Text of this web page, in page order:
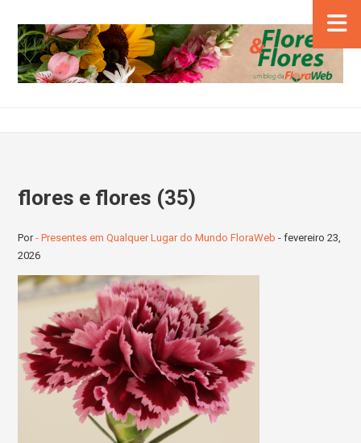
flores e flores (35)
Por- Presentes em Qualquer Lugar do Mundo FloraWeb -fevereiro 23,
2026